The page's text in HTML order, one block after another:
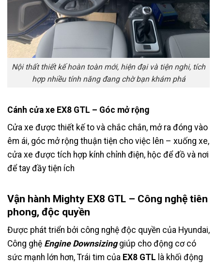
Nội thất thiết kế hoàn toàn mới, hiện đại và tiện nghi, tích
hợp nhiều tính năng đang chờ bạn khám phá
Cánh cửa xe EX8 GTL – Góc mở rộng
Cửa xe được thiết kế to và chắc chắn, mở ra đóng vào
êm ái, góc mở rộng thuận tiện cho việc lên – xuống xe,
cửa xe được tích hợp kính chỉnh điện, hộc để đồ và nơi
để tay đầy tiện ích
Vận hành Mighty EX8 GTL – Công nghệ tiên
phong, độc quyền
Được phát triển bởi công nghệ độc quyền của Hyundai,
Công ghệ Engine Downsizing giúp cho động cơ có
sức mạnh lớn hơn, Trái tim của EX8 GTL là khối động